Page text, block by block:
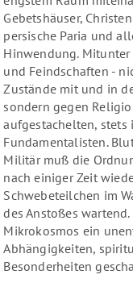
Gebetshäuser,
persische Paria und
Hinwendung.
und Feindschaften -
Zustände mit und in
sondern gegen
aufgestachelten, stets
Fundamentalisten.
Militär muß die
nach einiger Zeit
Schwebeteilchen im
des Anstoßes
Mikrokosmos ein
Abhängigkeiten,
Besonderheiten